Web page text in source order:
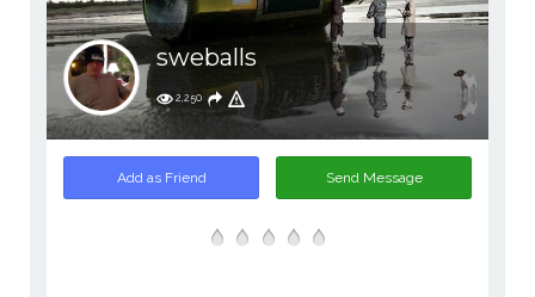
sweballs
2,250
Add as Friend Send Message